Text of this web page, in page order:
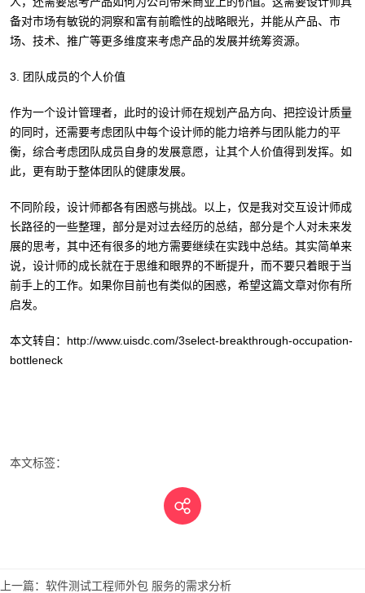
备对市场有敏锐的洞察和富有前瞻性的战略眼光，并能从产品、市
场、技术、推广等更多维度来考虑产品的发展并统筹资源。
3. 团队成员的个人价值
作为一个设计管理者，此时的设计师在规划产品方向、把控设计质量
的同时，还需要考虑团队中每个设计师的能力培养与团队能力的平
衡，综合考虑团队成员自身的发展意愿，让其个人价值得到发挥。如
此，更有助于整体团队的健康发展。
不同阶段，设计师都各有困惑与挑战。以上，仅是我对交互设计师成
长路径的一些整理，部分是对过去经历的总结，部分是个人对未来发
展的思考，其中还有很多的地方需要继续在实践中总结。其实简单来
说，设计师的成长就在于思维和眼界的不断提升，而不要只着眼于当
前手上的工作。如果你目前也有类似的困惑，希望这篇文章对你有所
启发。
本文转自：http://www.uisdc.com/3select-breakthrough-occupation-
bottleneck
本文标签：
上一篇： 软件测试工程师外包 服务的需求分析